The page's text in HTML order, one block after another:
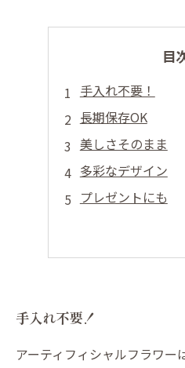
目
手入れ不要！
長期保存OK
美しさそのまま
多彩なデザイン
プレゼントにも
手入れ不要！
アーティフィシャルフラワ